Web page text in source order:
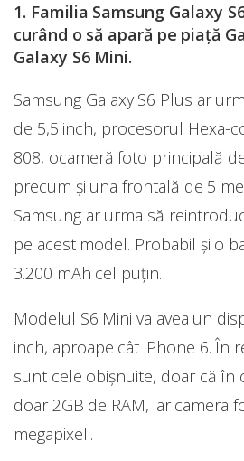
1. Familia Samsung Galaxy
curând o să apară pe piață
Galaxy S6 Mini.
Samsung Galaxy S6 Plus ar
de 5,5 inch, procesorul Hexa-
808, ocameră foto principală
precum și una frontală de 5
Samsung ar urma să
pe acest model. Probabil și o
3.200 mAh cel puțin.
Modelul S6 Mini va avea un
inch, aproape cât iPhone 6. În
sunt cele obișnuite, doar că în
doar 2GB de RAM, iar camera
megapixeli.